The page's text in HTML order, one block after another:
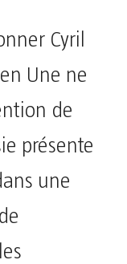
Cyril
Une ne
de
présente
une